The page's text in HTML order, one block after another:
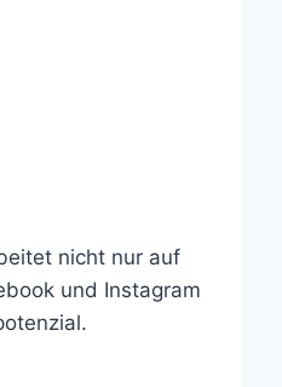
nicht nur auf
und Instagram